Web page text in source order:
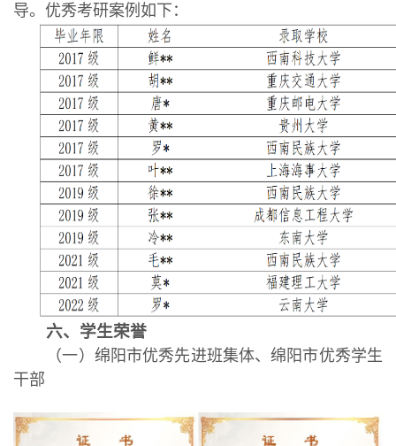
导。优秀考研案例如下：
六、学生荣誉
（一）绵阳市优秀先进班集体、绵阳市优秀学生
干部